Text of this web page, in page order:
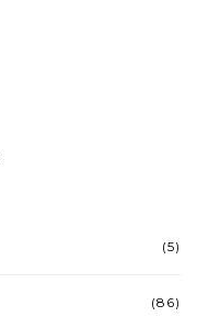
(5)
(86)